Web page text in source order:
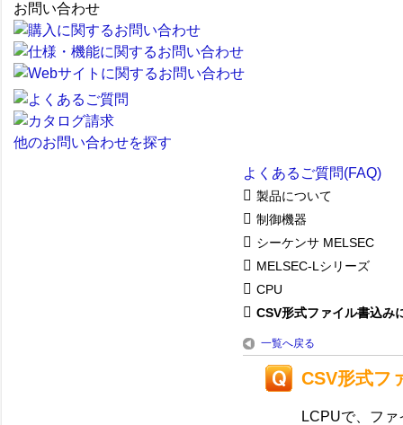
お問い合わせ
他のお問い合わせを探す
よくあるご質問(FAQ)
製品について
制御機器
シーケンサ MELSEC
MELSEC-Lシリーズ
CPU
CSV形式ファイル書込み
一覧へ戻る
CSV形式フ
LCPUで、フ